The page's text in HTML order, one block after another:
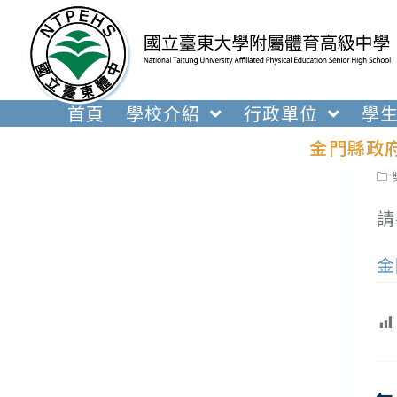
內
首頁 學校介紹 行政單位 學
金門縣政